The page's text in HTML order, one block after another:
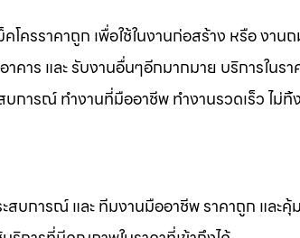
โครราคาถูก เพื่อใช้ในงานก่อสร้าง หรือ งา
ร และ รับงานอื่นๆอีกมากมาย บริการในรา
การณ์ ทำงานที่มืออาชีพ ทำงานรวดเร็ว ไม่ทิ้
สบการณ์ และ ทีมงานมืออาชีพ ราคาถูก และคุ้